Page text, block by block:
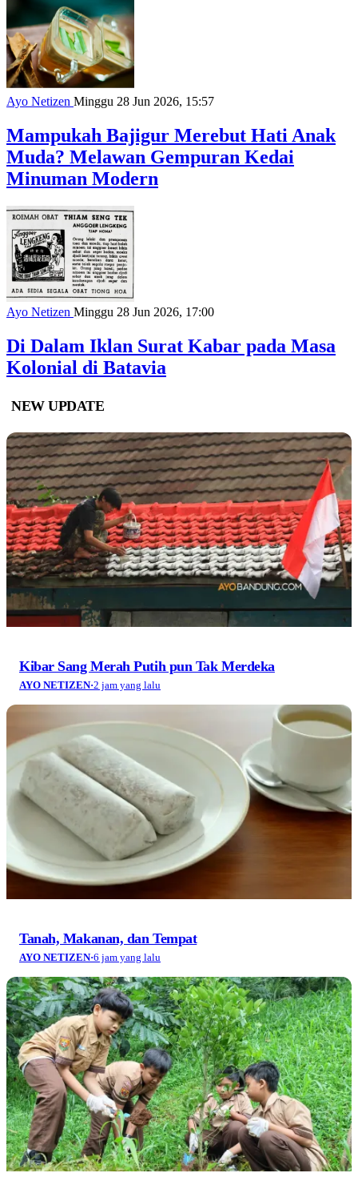
Ayo Netizen Minggu 28 Jun 2026, 15:57
Mampukah Bajigur Merebut Hati Anak
Muda? Melawan Gempuran Kedai
Minuman Modern
Ayo Netizen Minggu 28 Jun 2026, 17:00
Di Dalam Iklan Surat Kabar pada Masa
Kolonial di Batavia
NEW UPDATE
Kibar Sang Merah Putih pun Tak Merdeka
AYO NETIZEN·2 jam yang lalu
Tanah, Makanan, dan Tempat
AYO NETIZEN·6 jam yang lalu